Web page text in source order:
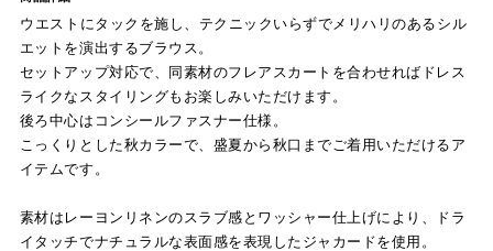
ウエストにタックを施し、テクニックいらずでメリハリのあるシル
エットを演出するブラウス。
セットアップ対応で、同素材のフレアスカートを合わせればドレス
ライクなスタイリングもお楽しみいただけます。
後ろ中心はコンシールファスナー仕様。
こっくりとした秋カラーで、盛夏から秋口までご着用いただけるア
イテムです。
素材はレーヨンリネンのスラブ感とワッシャー仕上げにより、ドラ
イタッチでナチュラルな表面感を表現したジャカードを使用。